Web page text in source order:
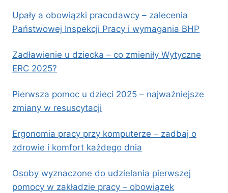
Upały a obowiązki pracodawcy – zalecenia
Państwowej Inspekcji Pracy i wymagania BHP
Zadławienie u dziecka – co zmieniły Wytyczne
ERC 2025?
Pierwsza pomoc u dzieci 2025 – najważniejsze
zmiany w resuscytacji
Ergonomia pracy przy komputerze – zadbaj o
zdrowie i komfort każdego dnia
Osoby wyznaczone do udzielania pierwszej
pomocy w zakładzie pracy – obowiązek